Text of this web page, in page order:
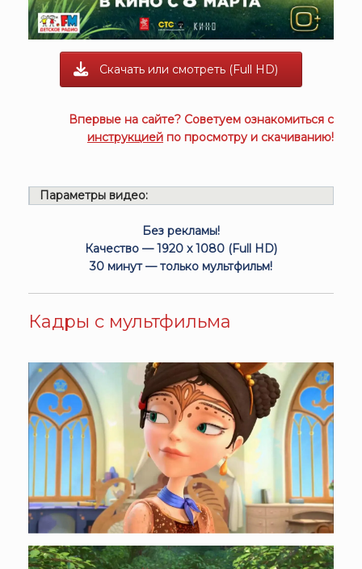
Скачать или смотреть (Full HD)
Впервые на сайте? Советуем ознакомиться с
инструкцией по просмотру и скачиванию!
Параметры видео:
Без рекламы!
Качество — 1920 x 1080 (Full HD)
30 минут — только мультфильм!
Кадры с мультфильма